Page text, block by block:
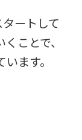
ートして
ことで、
ます。